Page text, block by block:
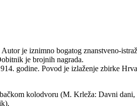
je iznimno bogatog znanstveno-
je brojnih nagrada.
godine. Povod je izlaženje zbirke
kolodvoru (M. Krleža: Davni